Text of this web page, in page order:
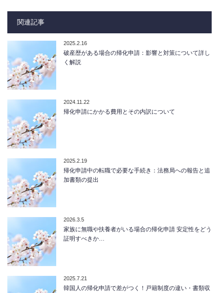
関連記事
2025.2.16
破産歴がある場合の帰化申請：影響と対策について詳し
く解説
2024.11.22
帰化申請にかかる費用とその内訳について
2025.2.19
帰化申請中の転職で必要な手続き：法務局への報告と追
加書類の提出
2026.3.5
家族に無職や扶養者がいる場合の帰化申請 安定性をどう
証明すべきか…
2025.7.21
韓国人の帰化申請で差がつく！戸籍制度の違い・書類収